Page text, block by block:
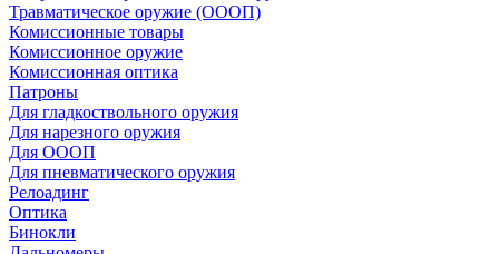
Травматическое оружие (ОООП)
Комиссионные товары
Комиссионное оружие
Комиссионная оптика
Патроны
Для гладкоствольного оружия
Для нарезного оружия
Для ОООП
Для пневматического оружия
Релоадинг
Оптика
Бинокли